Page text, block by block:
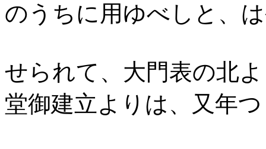
のうちに用ゆべしと、
せられて、大門表の北
堂御建立よりは、又年